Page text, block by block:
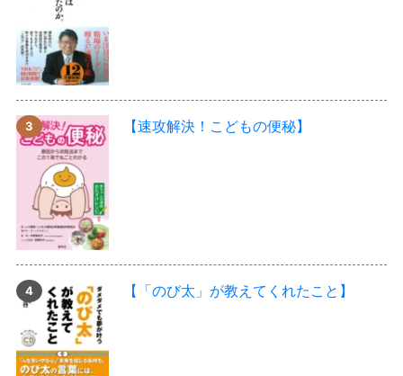
【速攻解決！こどもの便秘】
【「のび太」が教えてくれたこと】